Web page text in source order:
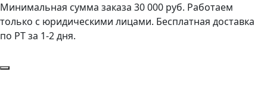
Минимальная сумма заказа 30 000 руб. Работаем
только с юридическими лицами. Бесплатная доставка
по РТ за 1-2 дня.